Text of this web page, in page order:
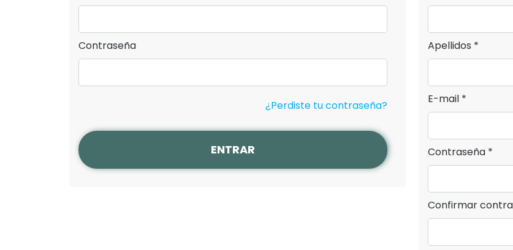
Contraseña
¿Perdiste tu contraseña?
ENTRAR
Apellidos *
E-mail *
Contraseña *
Confirmar